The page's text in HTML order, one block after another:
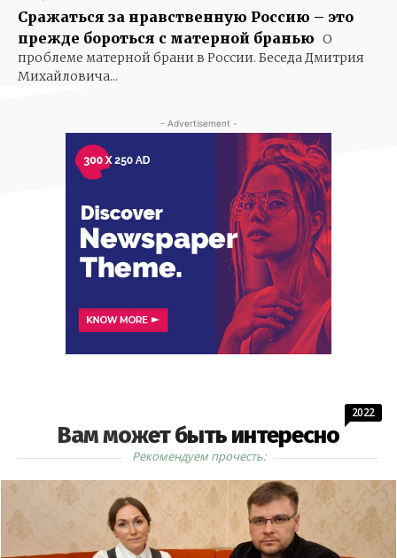
Сражаться за нравственную Россию – это
прежде бороться с матерной бранью О
проблеме матерной брани в России. Беседа Дмитрия
Михайловича...
- Advertisement -
Вам может быть интересно
2022
Рекомендуем прочесть: